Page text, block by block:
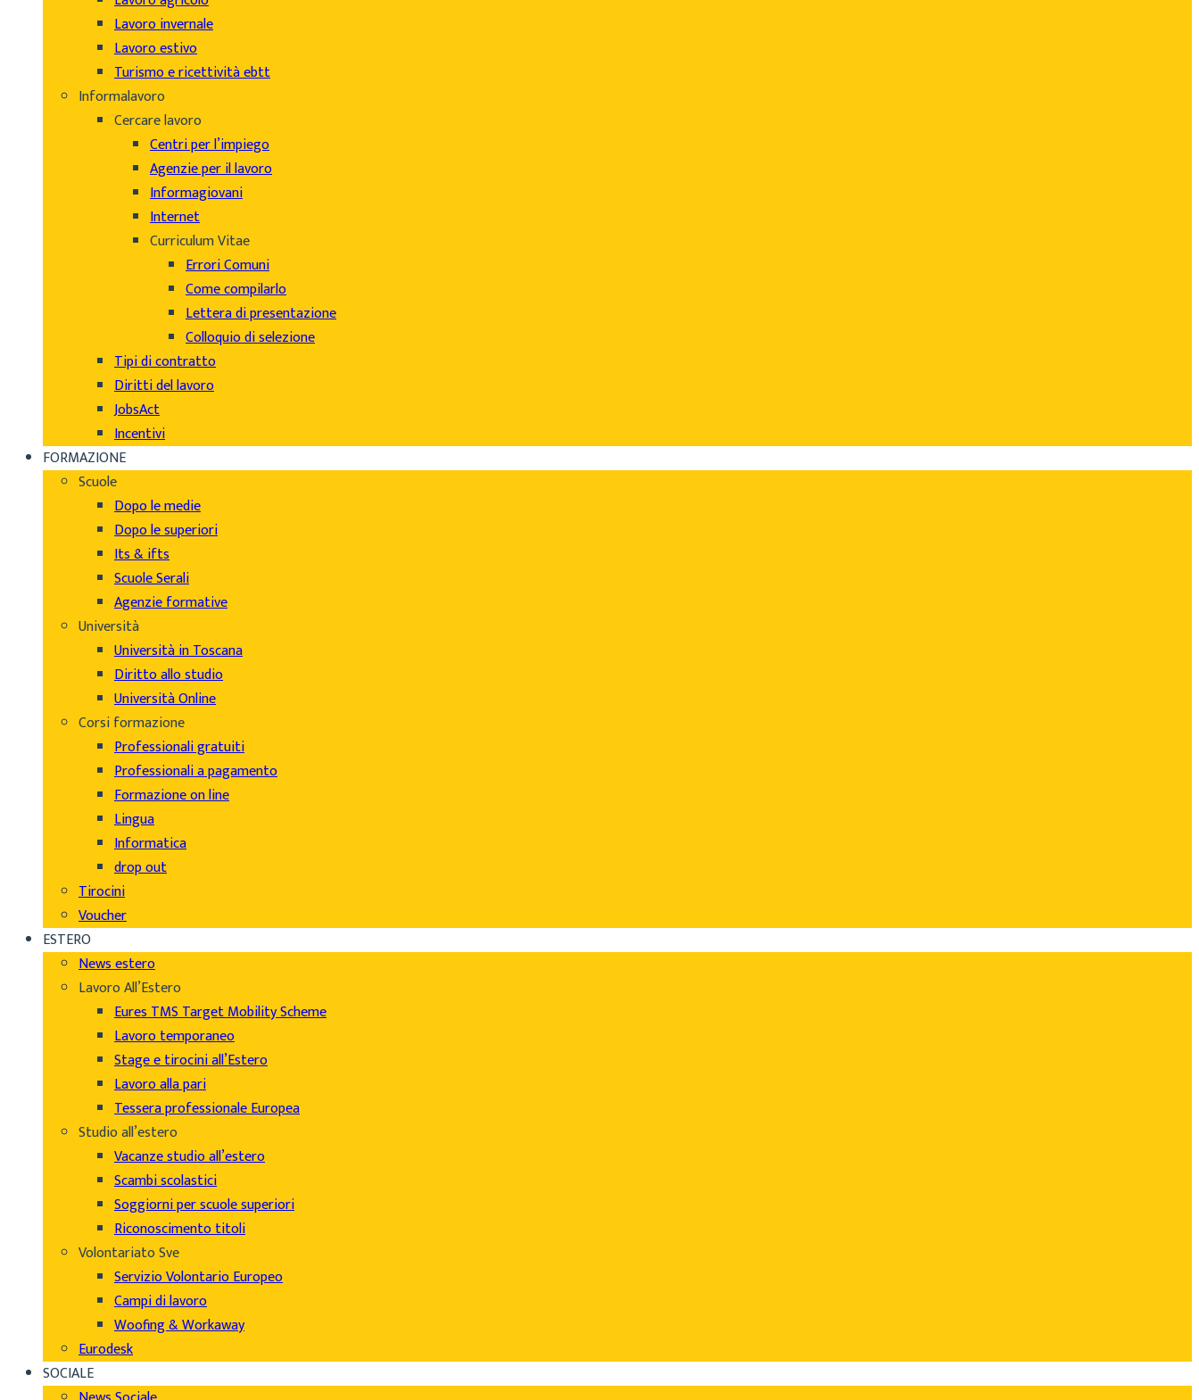
Lavoro invernale
Lavoro estivo
Turismo e ricettività ebtt
Informalavoro
Cercare lavoro
Centri per l’impiego
Agenzie per il lavoro
Informagiovani
Internet
Curriculum Vitae
Errori Comuni
Come compilarlo
Lettera di presentazione
Colloquio di selezione
Tipi di contratto
Diritti del lavoro
JobsAct
Incentivi
FORMAZIONE
Scuole
Dopo le medie
Dopo le superiori
Its & ifts
Scuole Serali
Agenzie formative
Università
Università in Toscana
Diritto allo studio
Università Online
Corsi formazione
Professionali gratuiti
Professionali a pagamento
Formazione on line
Lingua
Informatica
drop out
Tirocini
Voucher
ESTERO
News estero
Lavoro All’Estero
Eures TMS Target Mobility Scheme
Lavoro temporaneo
Stage e tirocini all’Estero
Lavoro alla pari
Tessera professionale Europea
Studio all’estero
Vacanze studio all’estero
Scambi scolastici
Soggiorni per scuole superiori
Riconoscimento titoli
Volontariato Sve
Servizio Volontario Europeo
Campi di lavoro
Woofing & Workaway
Eurodesk
SOCIALE